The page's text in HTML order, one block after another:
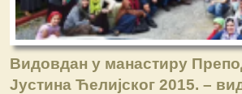
Видовдан у манастиру
Јустина Ћелијског 2015. –